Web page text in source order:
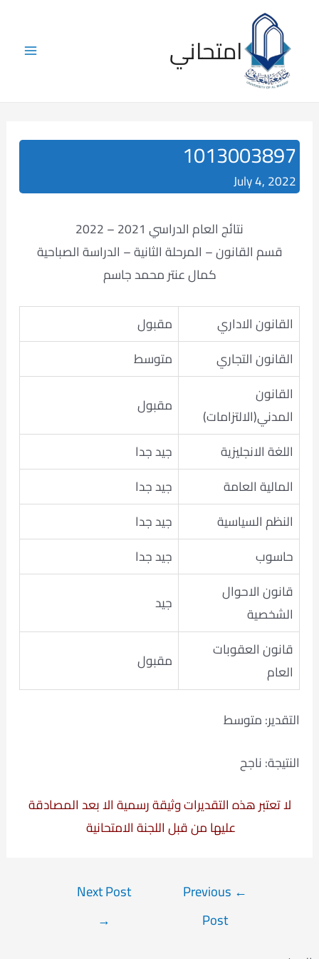
content
Main
امتحاني
1013003897
July 4, 2022
نتائج العام الدراسي 2021 – 2022
قسم القانون – المرحلة الثانية – الدراسة الصباحية
كمال عنتر محمد جاسم
القانون الاداري
مقبول
القانون التجاري
متوسط
القانون
المدني(الالتزامات)
مقبول
اللغة الانجليزية
جيد جدا
المالية العامة
جيد جدا
النظم السياسية
جيد جدا
حاسوب
جيد جدا
قانون الاحوال
الشخصية
جيد
قانون العقوبات
العام
مقبول
التقدير: متوسط
النتيجة: ناجح
لا تعتبر هذه التقديرات وثيقة رسمية الا بعد المصادقة
عليها من قبل اللجنة الامتحانية
←
Previous
Post
Next Post
→